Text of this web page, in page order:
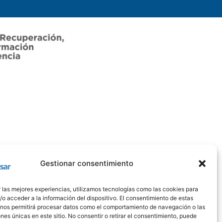
Gestionar consentimiento
las mejores experiencias, utilizamos tecnologías como las cookies para
o acceder a la información del dispositivo. El consentimiento de estas
permitirá procesar datos como el comportamiento de navegación o las
únicas en este sitio. No consentir o retirar el consentimiento, puede